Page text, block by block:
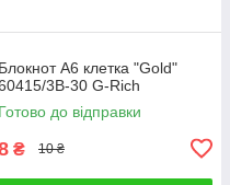
Блокнот А6 клетка "Gold"
3В-30 G-Rich
Готово до відправки
₴ 10 ₴